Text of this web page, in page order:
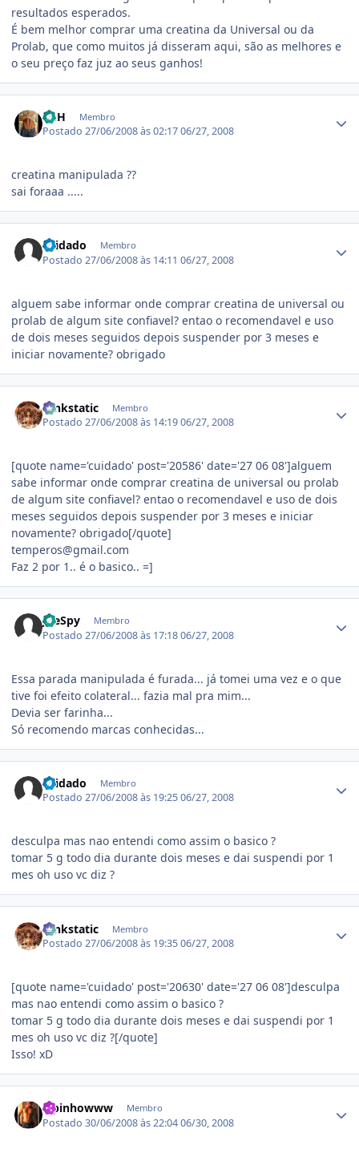
resultados esperados.
É bem melhor comprar uma creatina da Universal ou da
Prolab, que como muitos já disseram aqui, são as melhores e
o seu preço faz juz ao seus ganhos!
DeH Membro
Postado27/06/2008 às 02:1706/27, 2008
creatina manipulada ??
sai foraaa .....
cuidado Membro
Postado27/06/2008 às 14:1106/27, 2008
alguem sabe informar onde comprar creatina de universal ou
prolab de algum site confiavel? entao o recomendavel e uso
de dois meses seguidos depois suspender por 3 meses e
iniciar novamente? obrigado
funkstatic Membro
Postado27/06/2008 às 14:1906/27, 2008
[quote name='cuidado' post='20586' date='27 06 08']alguem
sabe informar onde comprar creatina de universal ou prolab
de algum site confiavel? entao o recomendavel e uso de dois
meses seguidos depois suspender por 3 meses e iniciar
novamente? obrigado[/quote]
temperos@gmail.com
Faz 2 por 1.. é o basico.. =]
JoeSpy Membro
Postado27/06/2008 às 17:1806/27, 2008
Essa parada manipulada é furada... já tomei uma vez e o que
tive foi efeito colateral... fazia mal pra mim...
Devia ser farinha...
Só recomendo marcas conhecidas...
cuidado Membro
Postado27/06/2008 às 19:2506/27, 2008
desculpa mas nao entendi como assim o basico ?
tomar 5 g todo dia durante dois meses e dai suspendi por 1
mes oh uso vc diz ?
funkstatic Membro
Postado27/06/2008 às 19:3506/27, 2008
[quote name='cuidado' post='20630' date='27 06 08']desculpa
mas nao entendi como assim o basico ?
tomar 5 g todo dia durante dois meses e dai suspendi por 1
mes oh uso vc diz ?[/quote]
Isso! xD
Lipinhowww Membro
Postado30/06/2008 às 22:0406/30, 2008